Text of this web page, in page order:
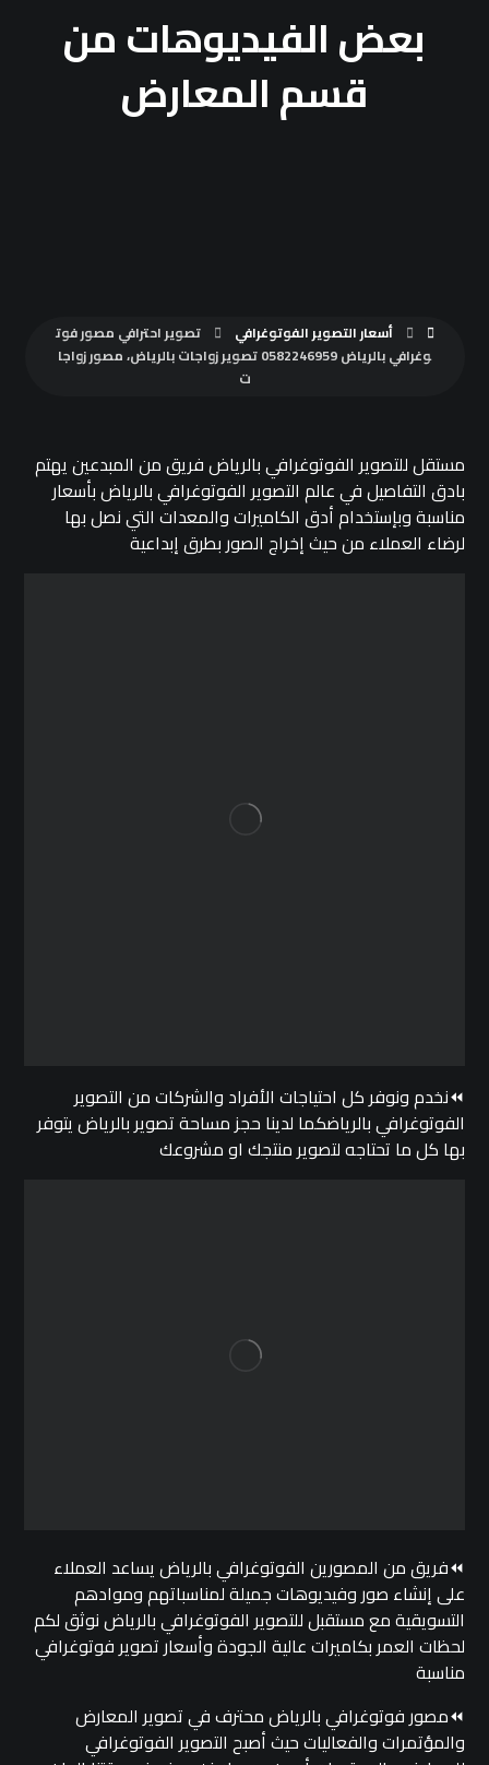
بعض الفيديوهات من
قسم المعارض
أسعار التصوير الفوتوغرافي
تصوير احترافي مصور فوت
وغرافي بالرياض 0582246959 تصوير زواجات بالرياض، مصور زواجا
ت
مستقل للتصوير الفوتوغرافي بالرياض فريق من المبدعين يهتم
بادق التفاصيل في عالم التصوير الفوتوغرافي بالرياض بأسعار
مناسبة وبإستخدام أدق الكاميرات والمعدات التي نصل بها
لرضاء العملاء من حيث إخراج الصور بطرق إبداعية
⏪نخدم ونوفر كل احتياجات الأفراد والشركات من التصوير
الفوتوغرافي بالرياضكما لدينا حجز مساحة تصوير بالرياض يتوفر
بها كل ما تحتاجه لتصوير منتجك او مشروعك
⏪فريق من المصورين الفوتوغرافي بالرياض يساعد العملاء
على إنشاء صور وفيديوهات جميلة لمناسباتهم وموادهم
التسويقية مع مستقبل للتصوير الفوتوغرافي بالرياض نوثق لكم
لحظات العمر بكاميرات عالية الجودة وأسعار تصوير فوتوغرافي
مناسبة
⏪مصور فوتوغرافي بالرياض محترف في تصوير المعارض
والمؤتمرات والفعاليات حيث أصبح التصوير الفوتوغرافي